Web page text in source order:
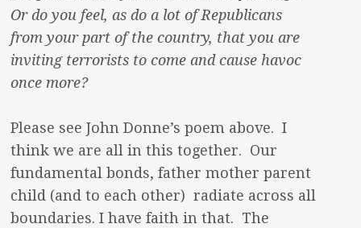
Or do you feel, as do a lot of Republicans
from your part of the country, that you are
inviting terrorists to come and cause havoc
once more?
Please see John Donne’s poem above. I
think we are all in this together. Our
fundamental bonds, father mother parent
child (and to each other) radiate across all
boundaries. I have faith in that. The